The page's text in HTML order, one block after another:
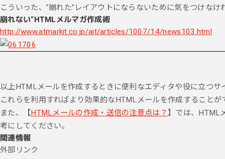
こういった、”崩れた”レイアウトにならないために気をつけな
崩れない”HTMLメルマガ作成術
http://www.atmarkit.co.jp/ait/articles/1007/14/news103.html
以上HTMLメールを作成するときに便利なエディタや役に立つサ
これらを利用すればより効果的なHTMLメールを作成することが
また、【HTMLメールの作成・送信の注意点は？ 】では、HTML
考にしてください。
関連情報
外部リンク